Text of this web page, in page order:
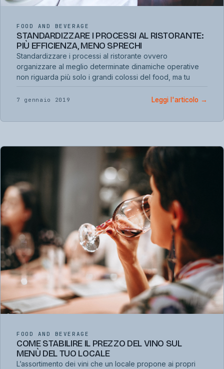
FOOD AND BEVERAGE
STANDARDIZZARE I PROCESSI AL RISTORANTE:
PIÙ EFFICIENZA, MENO SPRECHI
Standardizzare i processi al ristorante ovvero
organizzare al meglio determinate dinamiche operative
non riguarda più solo i grandi colossi del food, ma tu
7 gennaio 2019 Leggi l'articolo →
FOOD AND BEVERAGE
COME STABILIRE IL PREZZO DEL VINO SUL
MENÙ DEL TUO LOCALE
L’assortimento dei vini che un locale propone ai propri